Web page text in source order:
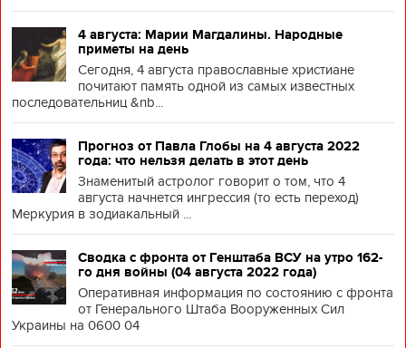
4 августа: Марии Магдалины. Народные
приметы на день
Сегодня, 4 августа православные христиане
почитают память одной из самых известных
последовательниц &nb...
Прогноз от Павла Глобы на 4 августа 2022
года: что нельзя делать в этот день
Знаменитый астролог говорит о том, что 4
августа начнется ингрессия (то есть переход)
Меркурия в зодиакальный ...
Сводка с фронта от Генштаба ВСУ на утро 162-
го дня войны (04 августа 2022 года)
Оперативная информация по состоянию с фронта
от Генерального Штаба Вооруженных Сил
Украины на 0600 04